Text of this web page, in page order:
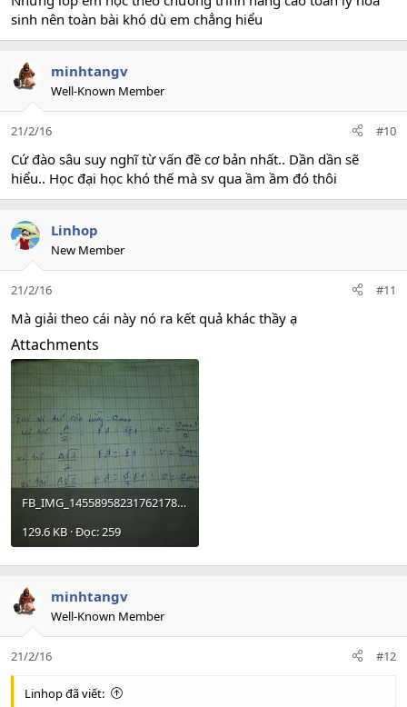
sinh nên toàn bài khó dù em chẳng hiểu
minhtangv
Well-Known Member
21/2/16 #10
Cứ đào sâu suy nghĩ từ vấn đề cơ bản nhất.. Dần dần sẽ
hiểu.. Học đại học khó thế mà sv qua ầm ầm đó thôi
Linhop
New Member
21/2/16 #11
Mà giải theo cái này nó ra kết quả khác thầy ạ
Attachments
FB_IMG_14558958231762178.jpg
129.6 KB · Đọc: 259
minhtangv
Well-Known Member
21/2/16 #12
Linhop đã viết: